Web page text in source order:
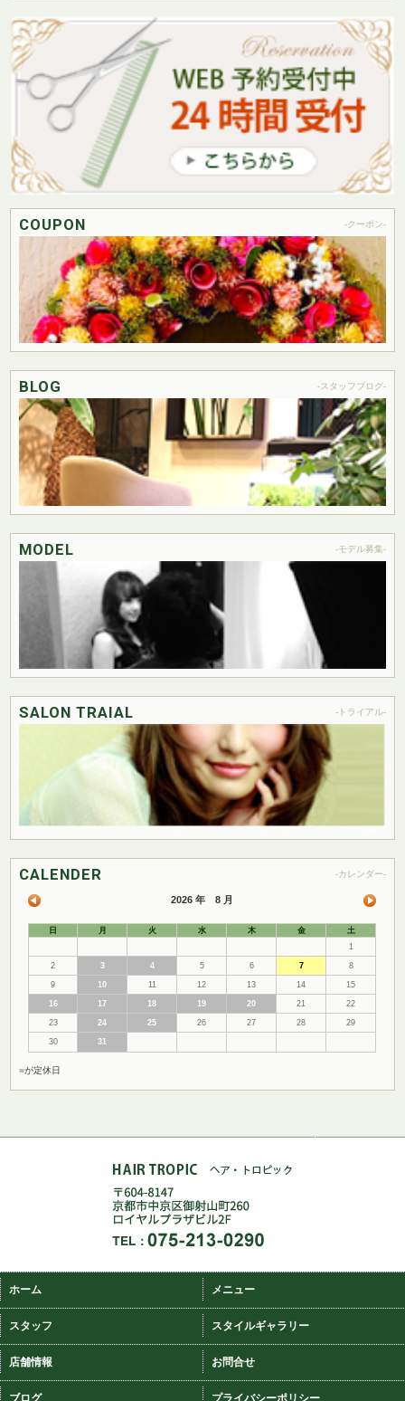
COUPON -クーポン-
BLOG -スタッフブログ-
MODEL -モデル募集-
SALON TRAIAL -トライアル-
CALENDER -カレンダー-
2026 年 8 月
日 月 火 水 木 金
土
1
2 3 4 5 6 7 8
9 10 11 12 13 14 15
16 17 18 19 20 21 22
23 24 25 26 27 28 29
30 31
■が定休日
ホーム メニュー
スタッフ スタイルギャラリー
店舗情報 お問合せ